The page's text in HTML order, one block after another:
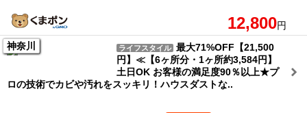
12,800円
神奈川
ライフスタイル 最大71%OFF【21,500
円】≪【6ヶ所分・1ヶ所約3,584円】
土日OK お客様の満足度90％以上★プ
ロの技術でカビや汚れをスッキリ！ハウスダストな..